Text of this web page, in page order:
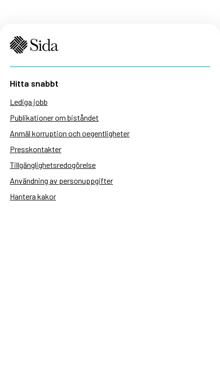
Hitta snabbt
Lediga jobb
Publikationer om biståndet
Anmäl korruption och oegentligheter
Presskontakter
Tillgänglighetsredogörelse
Användning av personuppgifter
Hantera kakor